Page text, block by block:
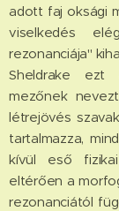
adott faj oksági
viselkedés
rezonanciája"
Sheldrake ezt
mezőnek
létrejövés
tartalmazza,
kívül eső
eltérően a
rezonanciától